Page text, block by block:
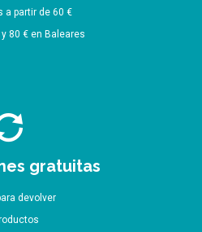
a partir de 60 €
80 € en Baleares
gratuitas
devolver